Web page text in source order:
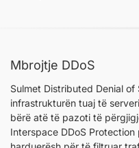
Mbrojtje DDoS
Sulmet Distributed Denial
infrastrukturën tuaj të
bërë atë të pazoti të
Interspace DDoS